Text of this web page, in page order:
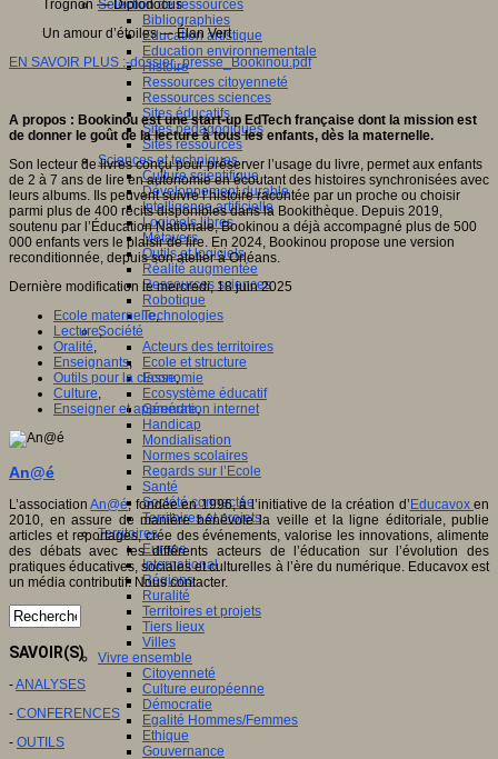
Sélection de ressources
Bibliographies
Education artistique
Education environnementale
Histoire
Ressources citoyenneté
Ressources sciences
Sites éducatifs
Sites pédagogiques
Sites ressources
Sciences et techniques
Culture scientifique
Développement durable
Intelligence artificielle
Logiciels libres
Métavers
Outils et logiciels
Réalité augmentée
Ressources sciences
Robotique
Technologies
Société
Acteurs des territoires
Ecole et structure
Economie
Ecosystème éducatif
Génération internet
Handicap
Mondialisation
Normes scolaires
Regards sur l’Ecole
Santé
Société connectée
Territoires et projets
Territoires
Europe
International
Régions
Ruralité
Territoires et projets
Tiers lieux
Villes
Vivre ensemble
Citoyenneté
Culture européenne
Démocratie
Egalité Hommes/Femmes
Ethique
Gouvernance
Trognon — Diplodocus
Un amour d’étoiles — Élan Vert
EN SAVOIR PLUS :-dossier_presse_Bookinou.pdf
A propos : Bookinou est une start-up EdTech française dont la mission est
de donner le goût de la lecture à tous les enfants, dès la maternelle.
Son lecteur de livres conçu pour préserver l’usage du livre, permet aux enfants
de 2 à 7 ans de lire en autonomie en écoutant des histoires synchronisées avec
leurs albums. Ils peuvent suivre l’histoire racontée par un proche ou choisir
parmi plus de 400 récits disponibles dans la Bookithèque. Depuis 2019,
soutenu par l’Éducation Nationale, Bookinou a déjà accompagné plus de 500
000 enfants vers le plaisir de lire. En 2024, Bookinou propose une version
reconditionnée, depuis son atelier à Orléans.
Dernière modification le mercredi, 18 juin 2025
Ecole maternelle,
Lecture,
Oralité,
Enseignants,
Outils pour la classe,
Culture,
Enseigner et apprendre,
An@é
L’associationAn@é, fondée en 1996, à l’initiative de la création d’ Educavoxen
2010, en assure de manière bénévole la veille et la ligne éditoriale, publie
articles et reportages, crée des événements, valorise les innovations, alimente
des débats avec les différents acteurs de l’éducation sur l’évolution des
pratiques éducatives, sociales et culturelles à l’ère du numérique. Educavox est
un média contributif. Nous contacter.
SAVOIR(S)
-ANALYSES
- CONFERENCES
- OUTILS